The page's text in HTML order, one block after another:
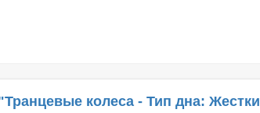
колеса - Тип дна: